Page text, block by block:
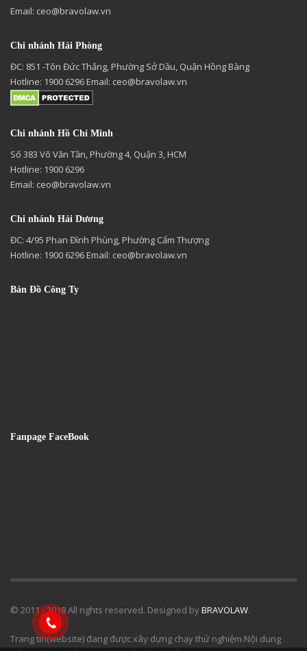
Email: ceo@bravolaw.vn
Chi nhánh Hải Phòng
ĐC: 851 -Tôn Đức Thắng, Phường Sở Dầu, Quận Hồng Bàng
Hotline: 1900 6296 Email: ceo@bravolaw.vn
Chi nhánh Hồ Chí Minh
Số 383 Võ Văn Tần, Phường 4, Quận 3, HCM
Hotline: 1900 6296
Email: ceo@bravolaw.vn
Chi nhánh Hải Dương
ĐC: 4/95 Phan Đình Phùng, Phường Cẩm Thượng
Hotline: 1900 6296 Email: ceo@bravolaw.vn
Bản Đồ Công Ty
Fanpage FaceBook
© 2011 - 2018 All rights reserved. Designed byBRAVOLAW.
Trang tin(website) đang được xây dựng chạy thử nghiệm.Nội dung